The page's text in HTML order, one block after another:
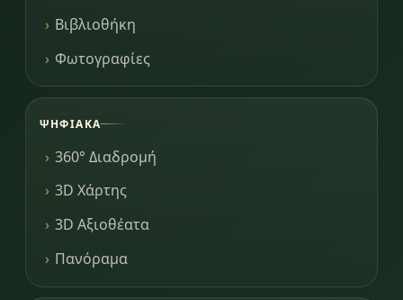
Βιβλιοθήκη
Φωτογραφίες
ΨΗΦΙΑΚΆ
360° Διαδρομή
3D Χάρτης
3D Αξιοθέατα
Πανόραμα